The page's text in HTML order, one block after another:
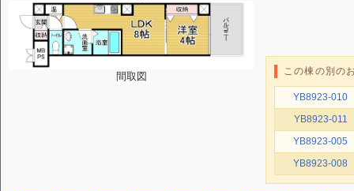
間取図 この棟の別の
YB8923-010
YB8923-011
YB8923-005
YB8923-008